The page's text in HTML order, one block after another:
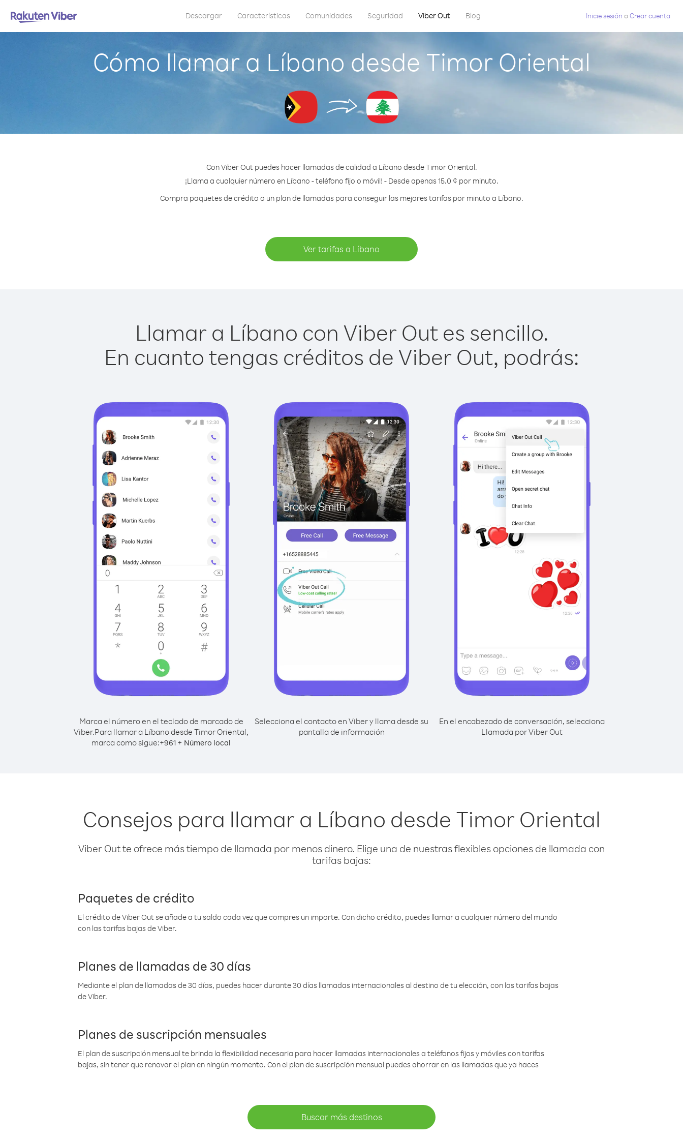
Descargar Características Comunidades Seguridad Viber Out Blog Inicie sesión oCrear cuenta
Cómo llamar a Líbano desde Timor Oriental
Con Viber Out puedes hacer llamadas de calidad a Líbano desde Timor Oriental.
¡Llama a cualquier número en Líbano - teléfono fijo o móvil! - Desde apenas 15.0 ¢ por minuto.
Compra paquetes de crédito o un plan de llamadas para conseguir las mejores tarifas por minuto a Líbano.
Ver tarifas a Líbano
Llamar a Líbano con Viber Out es sencillo.
En cuanto tengas créditos de Viber Out, podrás:
Marca el número en el teclado de marcado de
Viber.Para llamar a Líbano desde Timor Oriental,
marca como sigue:+961 + Número local
Selecciona el contacto en Viber y llama desde su
pantalla de información
En el encabezado de conversación, selecciona
Llamada por Viber Out
Consejos para llamar a Líbano desde Timor Oriental
Viber Out te ofrece más tiempo de llamada por menos dinero. Elige una de nuestras flexibles opciones de llamada con
tarifas bajas:
Paquetes de crédito
El crédito de Viber Out se añade a tu saldo cada vez que compres un importe. Con dicho crédito, puedes llamar a cualquier número del mundo
con las tarifas bajas de Viber.
Planes de llamadas de 30 días
Mediante el plan de llamadas de 30 días, puedes hacer durante 30 días llamadas internacionales al destino de tu elección, con las tarifas bajas
de Viber.
Planes de suscripción mensuales
El plan de suscripción mensual te brinda la flexibilidad necesaria para hacer llamadas internacionales a teléfonos fijos y móviles con tarifas
bajas, sin tener que renovar el plan en ningún momento. Con el plan de suscripción mensual puedes ahorrar en las llamadas que ya haces
Buscar más destinos